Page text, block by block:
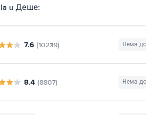
u Деше:
7.6 (10239) Нема
8.4 (8807) Нема